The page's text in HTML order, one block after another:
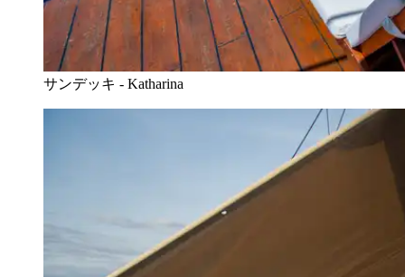
サンデッキ - Katharina